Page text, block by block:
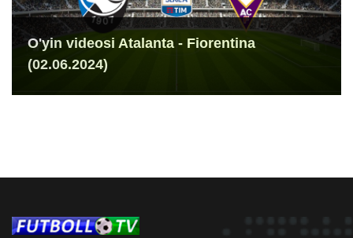
O'yin videosi Atalanta - Fiorentina
(02.06.2024)